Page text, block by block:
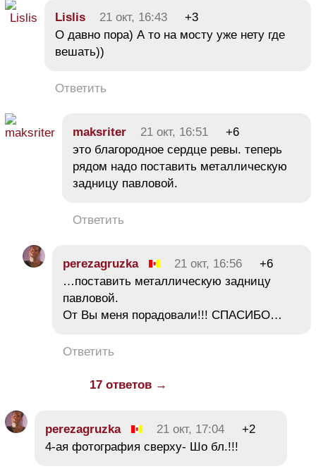
Lislis 21 окт, 16:43
+3
О давно пора) А то на мосту уже нету где
вешать))
Ответить
maksriter 21 окт, 16:51
+6
это благородное сердце ревы. теперь
рядом надо поставить металлическую
задницу павловой.
Ответить
perezagruzka 21 окт, 16:56
+6
…поставить металлическую задницу
павловой.
От Вы меня порадовали!!! СПАСИБО…
Ответить
17 ответов →
perezagruzka 21 окт, 17:04
+2
4-ая фотография сверху- Шо бл.!!!